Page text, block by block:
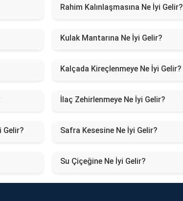
Rahim Kalınlaşmasına Ne İyi Gelir?
Kulak Mantarına Ne İyi Gelir?
Kalçada Kireçlenmeye Ne İyi Gelir?
İlaç Zehirlenmeye Ne İyi Gelir?
Gelir? Safra Kesesine Ne İyi Gelir?
Su Çiçeğine Ne İyi Gelir?